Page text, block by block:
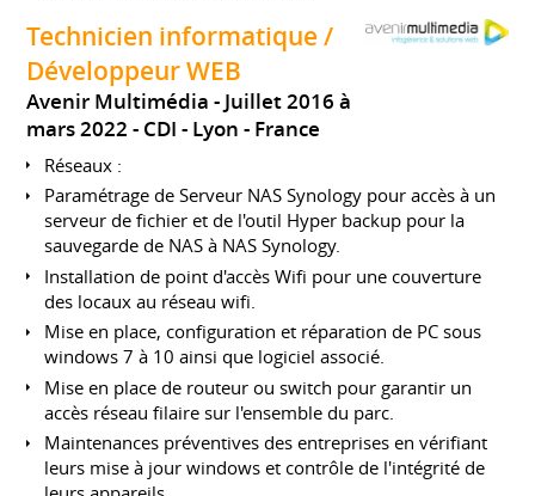
Technicien informatique /
Développeur WEB
Avenir Multimédia
Juillet 2016 à
mars 2022 CDI Lyon France
Réseaux :
Paramétrage de Serveur NAS Synology pour accès à un
serveur de fichier et de l'outil Hyper backup pour la
sauvegarde de NAS à NAS Synology.
Installation de point d'accès Wifi pour une couverture
des locaux au réseau wifi.
Mise en place, configuration et réparation de PC sous
windows 7 à 10 ainsi que logiciel associé.
Mise en place de routeur ou switch pour garantir un
accès réseau filaire sur l'ensemble du parc.
Maintenances préventives des entreprises en vérifiant
leurs mise à jour windows et contrôle de l'intégrité de